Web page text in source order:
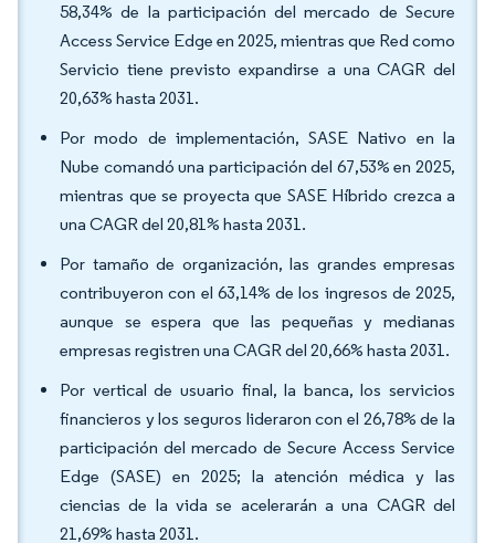
58,34% de la participación del mercado de Secure
Access Service Edge en 2025, mientras que Red como
Servicio tiene previsto expandirse a una CAGR del
20,63% hasta 2031.
Por modo de implementación, SASE Nativo en la
Nube comandó una participación del 67,53% en 2025,
mientras que se proyecta que SASE Híbrido crezca a
una CAGR del 20,81% hasta 2031.
Por tamaño de organización, las grandes empresas
contribuyeron con el 63,14% de los ingresos de 2025,
aunque se espera que las pequeñas y medianas
empresas registren una CAGR del 20,66% hasta 2031.
Por vertical de usuario final, la banca, los servicios
financieros y los seguros lideraron con el 26,78% de la
participación del mercado de Secure Access Service
Edge (SASE) en 2025; la atención médica y las
ciencias de la vida se acelerarán a una CAGR del
21,69% hasta 2031.